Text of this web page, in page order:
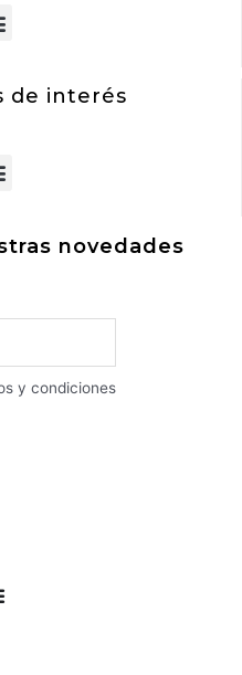
de interés
novedades
y condiciones